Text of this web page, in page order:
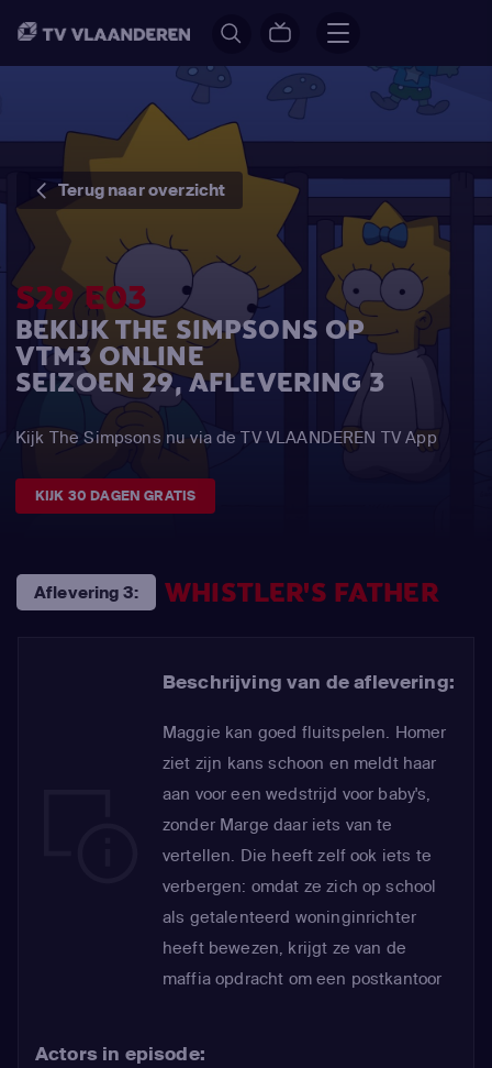
Terug naar overzicht
S29 E03
BEKIJK THE SIMPSONS OP
VTM3 ONLINE
SEIZOEN 29, AFLEVERING 3
Kijk The Simpsons nu via de TV VLAANDEREN TV App
KIJK 30 DAGEN GRATIS
Aflevering 3: WHISTLER'S FATHER
Beschrijving van de aflevering:
Maggie kan goed fluitspelen. Homer
ziet zijn kans schoon en meldt haar
aan voor een wedstrijd voor baby's,
zonder Marge daar iets van te
vertellen. Die heeft zelf ook iets te
verbergen: omdat ze zich op school
als getalenteerd woninginrichter
heeft bewezen, krijgt ze van de
maffia opdracht om een postkantoor
Actors in episode: